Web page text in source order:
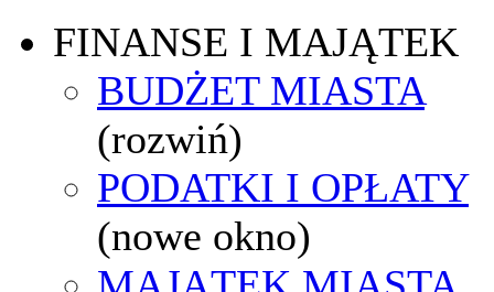
FINANSE I MAJĄTEK
BUDŻET MIASTA
(rozwiń)
PODATKI I OPŁATY
(nowe okno)